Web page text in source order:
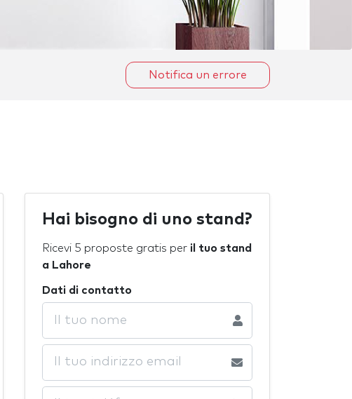
Notifica un errore
Hai bisogno di uno stand?
Ricevi 5 proposte gratis per il tuo stand
a Lahore
Dati di contatto